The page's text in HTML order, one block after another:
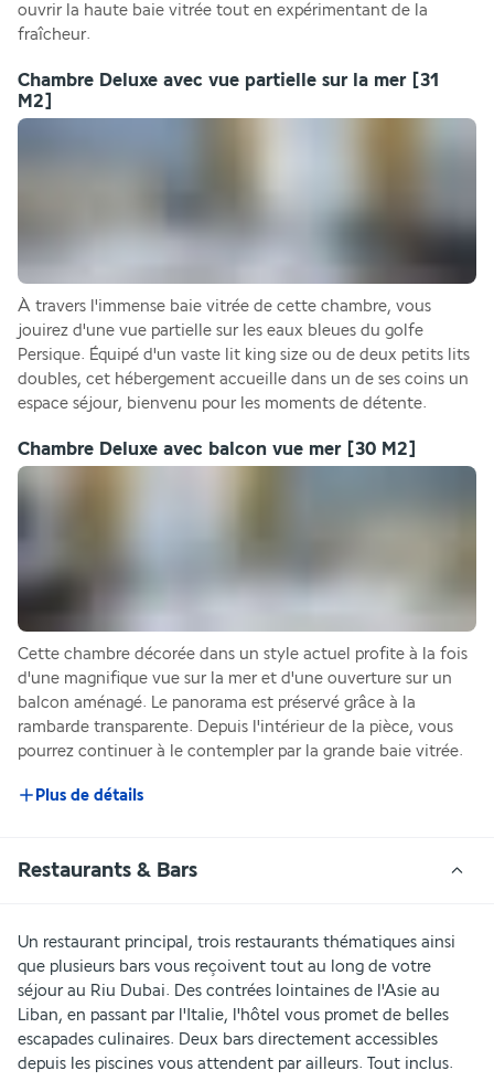
ouvrir la haute baie vitrée tout en expérimentant de la
fraîcheur.
Chambre Deluxe avec vue partielle sur la mer [31
M2]
À travers l'immense baie vitrée de cette chambre, vous
jouirez d'une vue partielle sur les eaux bleues du golfe
Persique. Équipé d'un vaste lit king size ou de deux petits lits
doubles, cet hébergement accueille dans un de ses coins un
espace séjour, bienvenu pour les moments de détente.
Chambre Deluxe avec balcon vue mer [30 M2]
Cette chambre décorée dans un style actuel profite à la fois
d'une magnifique vue sur la mer et d'une ouverture sur un
balcon aménagé. Le panorama est préservé grâce à la
rambarde transparente. Depuis l'intérieur de la pièce, vous
pourrez continuer à le contempler par la grande baie vitrée.
Plus de détails
Restaurants & Bars
Un restaurant principal, trois restaurants thématiques ainsi
que plusieurs bars vous reçoivent tout au long de votre
séjour au Riu Dubai. Des contrées lointaines de l'Asie au
Liban, en passant par l'Italie, l'hôtel vous promet de belles
escapades culinaires. Deux bars directement accessibles
depuis les piscines vous attendent par ailleurs. Tout inclus.